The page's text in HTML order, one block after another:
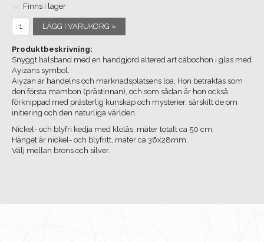
Finns i lager
LÄGG I VARUKORG »
Produktbeskrivning:
Snyggt halsband med en handgjord altered art cabochon i glas med
Ayizans symbol.
Aiyzan är handelns och marknadsplatsens loa. Hon betraktas som
den första mambon (prästinnan), och som sådan är hon också
förknippad med prästerlig kunskap och mysterier, särskilt de om
initiering och den naturliga världen.
Nickel- och blyfri kedja med klolås, mäter totalt ca 50 cm.
Hänget är nickel- och blyfritt, mäter ca 36x28mm.
Välj mellan brons och silver.